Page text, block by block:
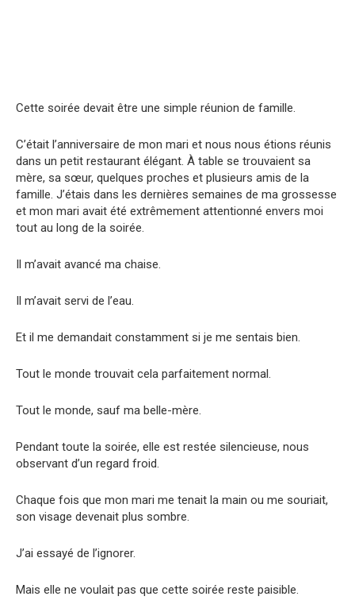
Cette soirée devait être une simple réunion de famille.
C’était l’anniversaire de mon mari et nous nous étions réunis
dans un petit restaurant élégant. À table se trouvaient sa
mère, sa sœur, quelques proches et plusieurs amis de la
famille. J’étais dans les dernières semaines de ma grossesse
et mon mari avait été extrêmement attentionné envers moi
tout au long de la soirée.
Il m’avait avancé ma chaise.
Il m’avait servi de l’eau.
Et il me demandait constamment si je me sentais bien.
Tout le monde trouvait cela parfaitement normal.
Tout le monde, sauf ma belle-mère.
Pendant toute la soirée, elle est restée silencieuse, nous
observant d’un regard froid.
Chaque fois que mon mari me tenait la main ou me souriait,
son visage devenait plus sombre.
J’ai essayé de l’ignorer.
Mais elle ne voulait pas que cette soirée reste paisible.